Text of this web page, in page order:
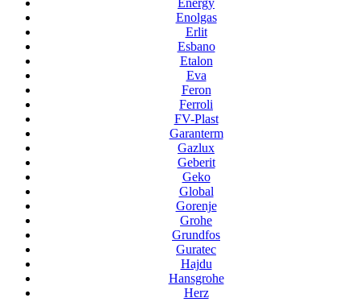
Energy
Enolgas
Erlit
Esbano
Etalon
Eva
Feron
Ferroli
FV-Plast
Garanterm
Gazlux
Geberit
Geko
Global
Gorenje
Grohe
Grundfos
Guratec
Hajdu
Hansgrohe
Herz